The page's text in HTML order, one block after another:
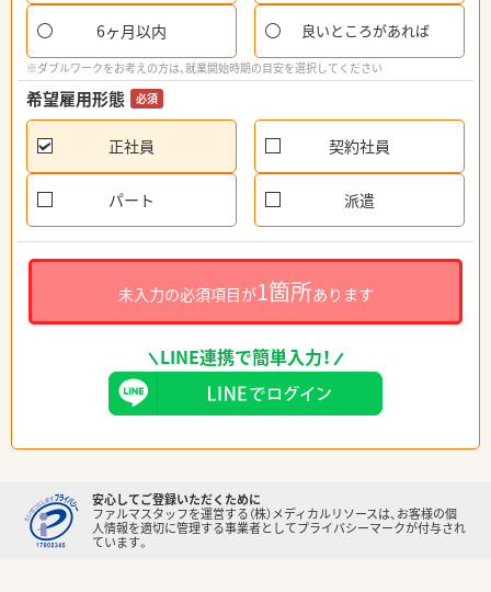
6ヶ月以内 良いところがあれば
※ダブルワークをお考えの方は、就業開始時期の目安を選択してください
希望雇用形態 必須
正社員 契約社員
パート 派遣
未入力の必須項目が1箇所あります
LINE連携で簡単入力！
安心してご登録いただくために
ファルマスタッフを運営する（株）メディカルリソースは、お客様の個
人情報を適切に管理する事業者としてプライバシーマークが付与され
ています。